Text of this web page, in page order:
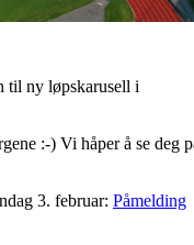
til ny løpskarusell i
:-) Vi håper å se deg
3. februar: Påmelding